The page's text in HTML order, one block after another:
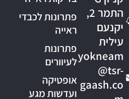
התמר 2,
יקנעם
עילית
yokneam
@tsr-
gaash.co
פתרונות לכבדי
ראייה
פתרונות
לעיוורים
אופטיקה
ועדשות מגע